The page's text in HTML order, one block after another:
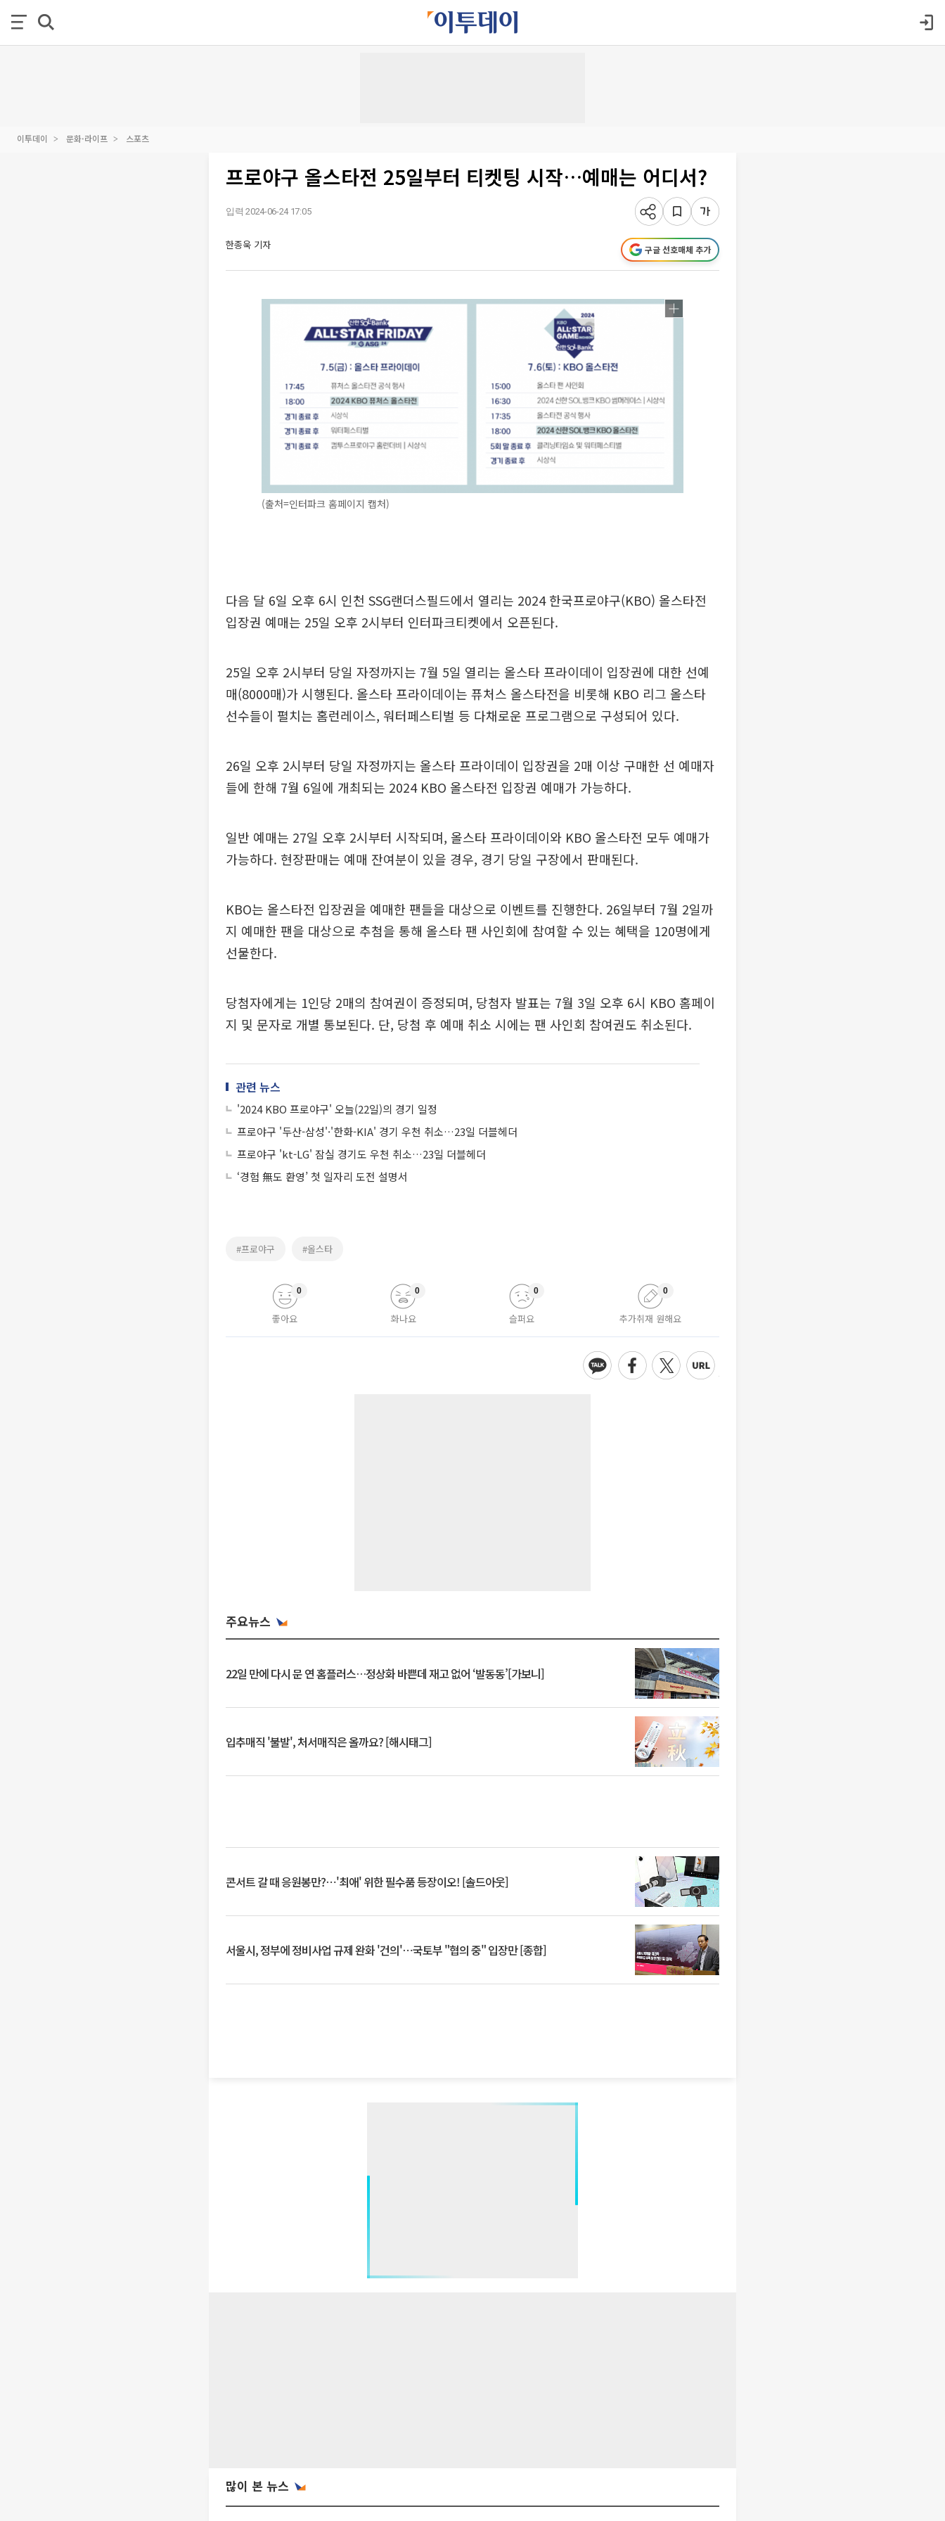
이투데이 문화·라이프 스포츠
프로야구 올스타전 25일부터 티켓팅 시작…예매는 어디서?
입력 2024-06-24 17:05
한종욱 기자 구글 선호매체 추가
(출처=인터파크 홈페이지 캡처)
다음 달 6일 오후 6시 인천 SSG랜더스필드에서 열리는 2024 한국프로야구(KBO) 올스타전
입장권 예매는 25일 오후 2시부터 인터파크티켓에서 오픈된다.
25일 오후 2시부터 당일 자정까지는 7월 5일 열리는 올스타 프라이데이 입장권에 대한 선예
매(8000매)가 시행된다. 올스타 프라이데이는 퓨처스 올스타전을 비롯해 KBO 리그 올스타
선수들이 펼치는 홈런레이스, 워터페스티벌 등 다채로운 프로그램으로 구성되어 있다.
26일 오후 2시부터 당일 자정까지는 올스타 프라이데이 입장권을 2매 이상 구매한 선 예매자
들에 한해 7월 6일에 개최되는 2024 KBO 올스타전 입장권 예매가 가능하다.
일반 예매는 27일 오후 2시부터 시작되며, 올스타 프라이데이와 KBO 올스타전 모두 예매가
가능하다. 현장판매는 예매 잔여분이 있을 경우, 경기 당일 구장에서 판매된다.
KBO는 올스타전 입장권을 예매한 팬들을 대상으로 이벤트를 진행한다. 26일부터 7월 2일까
지 예매한 팬을 대상으로 추첨을 통해 올스타 팬 사인회에 참여할 수 있는 혜택을 120명에게
선물한다.
당첨자에게는 1인당 2매의 참여권이 증정되며, 당첨자 발표는 7월 3일 오후 6시 KBO 홈페이
지 및 문자로 개별 통보된다. 단, 당첨 후 예매 취소 시에는 팬 사인회 참여권도 취소된다.
관련 뉴스
'2024 KBO 프로야구' 오늘(22일)의 경기 일정
프로야구 '두산-삼성'·'한화-KIA' 경기 우천 취소…23일 더블헤더
프로야구 'kt-LG' 잠실 경기도 우천 취소…23일 더블헤더
‘경험 無도 환영’ 첫 일자리 도전 설명서
#프로야구 #올스타
좋아요
0
화나요
0
슬퍼요
0
추가취재 원해요
0
주요뉴스
22일 만에 다시 문 연 홈플러스…정상화 바쁜데 재고 없어 ‘발동동’[가보니]
입추매직 '불발', 처서매직은 올까요? [해시태그]
콘서트 갈 때 응원봉만?⋯'최애' 위한 필수품 등장이오! [솔드아웃]
서울시, 정부에 정비사업 규제 완화 '건의'⋯국토부 "협의 중" 입장만 [종합]
많이 본 뉴스